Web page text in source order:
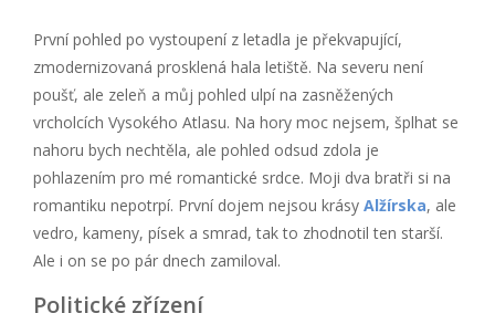
První pohled po vystoupení z letadla je překvapující,
zmodernizovaná prosklená hala letiště. Na severu není
poušť, ale zeleň a můj pohled ulpí na zasněžených
vrcholcích Vysokého Atlasu. Na hory moc nejsem, šplhat se
nahoru bych nechtěla, ale pohled odsud zdola je
pohlazením pro mé romantické srdce. Moji dva bratři si na
romantiku nepotrpí. První dojem nejsou krásy Alžírska, ale
vedro, kameny, písek a smrad, tak to zhodnotil ten starší.
Ale i on se po pár dnech zamiloval.
Politické zřízení